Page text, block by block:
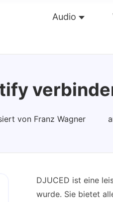
Audio
von Franz Wagner
DJUCED ist eine
wurde. Sie bietet